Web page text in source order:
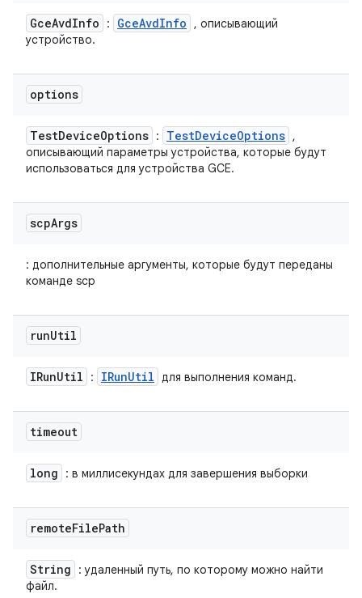
GceAvdInfo : GceAvdInfo
, описывающий
устройство.
options
TestDeviceOptions : TestDeviceOptions ,
описывающий параметры устройства, которые будут
использоваться для устройства GCE.
scpArgs
: дополнительные аргументы, которые будут переданы
команде scp
runUtil
IRunUtil : IRunUtil для выполнения команд.
timeout
long : в миллисекундах для завершения выборки
remoteFilePath
String
: удаленный путь, по которому можно найти
файл.